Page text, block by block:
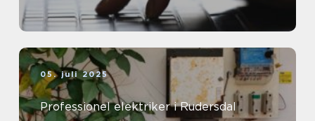
05. juli 2025
Professionel elektriker i Rudersdal